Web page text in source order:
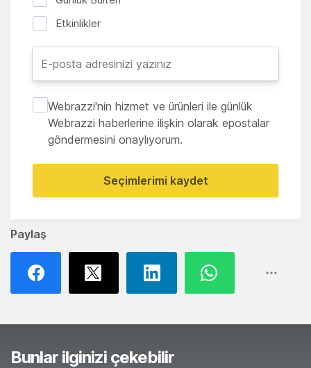
Paylaş
Etkinlikler
Webrazzi'nin hizmet ve ürünleri ile günlük
Webrazzi haberlerine ilişkin olarak epostalar
göndermesini onaylıyorum.
Seçimlerimi kaydet
Bunlar ilginizi çekebilir